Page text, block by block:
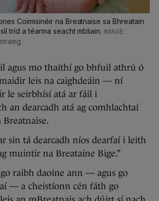
Coimisinéir na Breatnaise sa Bhreatain
tríd a téarma seacht mbliain.
agus mo thaithí go bhfuil athrú ó
leis na caighdeáin — ní
le seirbhísí atá ar fáil i
an dearcadh atá ag comhlachtaí
sin tá dearcadh níos dearfaí i leith
muintir na Breataine Bige.”
go raibh daoine ann — agus go
— a cheistíonn cén fáth go